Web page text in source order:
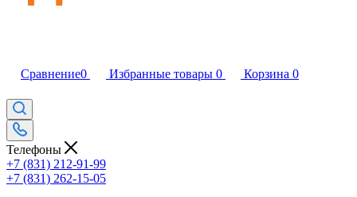
Сравнение0 Избранные товары 0 Корзина 0
Телефоны
+7 (831) 212-91-99
+7 (831) 262-15-05